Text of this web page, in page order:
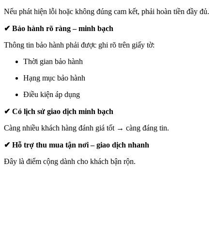
Nếu phát hiện lỗi hoặc không đúng cam kết, phải hoàn tiền đầy đủ.
✔ Bảo hành rõ ràng – minh bạch
Thông tin bảo hành phải được ghi rõ trên giấy tờ:
Thời gian bảo hành
Hạng mục bảo hành
Điều kiện áp dụng
✔ Có lịch sử giao dịch minh bạch
Càng nhiều khách hàng đánh giá tốt → càng đáng tin.
✔ Hỗ trợ thu mua tận nơi – giao dịch nhanh
Đây là điểm cộng dành cho khách bận rộn.